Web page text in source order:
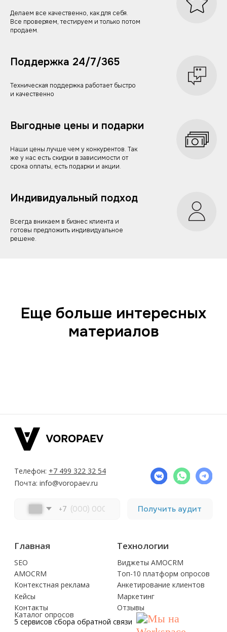
Делаем все качественно, как для себя.
Все проверяем, тестируем и только потом
продаем.
Поддержка 24/7/365
Техническая поддержка работает быстро
и качественно
Выгодные цены и подарки
Наши цены лучше чем у конкурентов. Так
же у нас есть скидки в зависимости от
срока оплаты, есть подарки и акции.
Индивидуальный подход
Всегда вникаем в бизнес клиента и
готовы предложить индивидуальное
решене.
Еще больше интересных
материалов